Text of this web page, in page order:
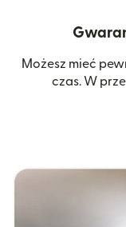
Możesz mieć
czas. W